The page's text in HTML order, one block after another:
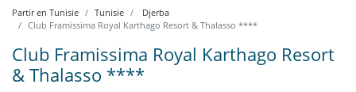
Partir en Tunisie Tunisie
Djerba
Club Framissima Royal Karthago Resort & Thalasso ****
Club Framissima Royal Karthago Resort
& Thalasso ****